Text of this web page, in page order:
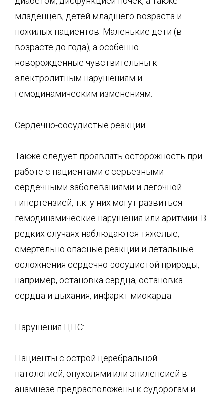
младенцев, детей младшего возраста и
пожилых пациентов. Маленькие дети (в
возрасте до года), а особенно
новорожденные чувствительны к
электролитным нарушениям и
гемодинамическим изменениям.
Сердечно-сосудистые реакции:
Также следует проявлять осторожность при
работе с пациентами с серьезными
сердечными заболеваниями и легочной
гипертензией, т.к. у них могут развиться
гемодинамические нарушения или аритмии. В
редких случаях наблюдаются тяжелые,
смертельно опасные реакции и летальные
осложнения сердечно-сосудистой природы,
например, остановка сердца, остановка
сердца и дыхания, инфаркт миокарда.
Нарушения ЦНС:
Пациенты с острой церебральной
патологией, опухолями или эпилепсией в
анамнезе предрасположены к судорогам и